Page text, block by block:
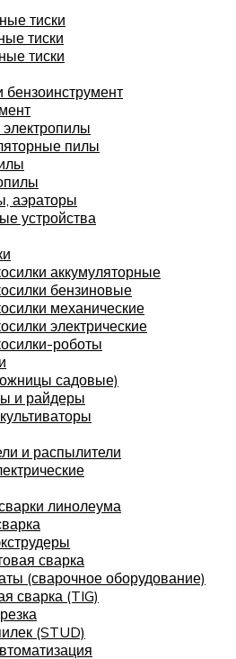
тиски
тиски
тиски
бензоинструмент
пилы
аэраторы
устройства
аккумуляторные
бензиновые
механические
электрические
роботы
садовые)
и райдеры
и распылители
линолеума
сварка
(сварочное оборудование)
сварка (TIG)
(STUD)